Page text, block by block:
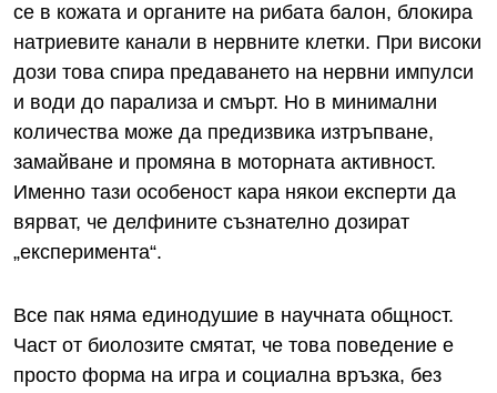
се в кожата и органите на рибата балон, блокира
натриевите канали в нервните клетки. При високи
дози това спира предаването на нервни импулси
и води до парализа и смърт. Но в минимални
количества може да предизвика изтръпване,
замайване и промяна в моторната активност.
Именно тази особеност кара някои експерти да
вярват, че делфините съзнателно дозират
„експеримента“.
Все пак няма единодушие в научната общност.
Част от биолозите смятат, че това поведение е
просто форма на игра и социална връзка, без